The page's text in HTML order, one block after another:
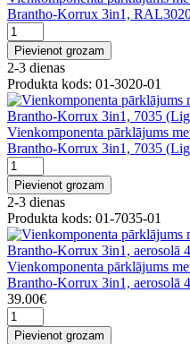
Brantho-Korrux 3in1,
Pievienot grozam
2-3 dienas
Produkta kods: 01-3020-01
Vienkomponenta pārklājums
Brantho-Korrux 3in1, 7035
Pievienot grozam
2-3 dienas
Produkta kods: 01-7035-01
Vienkomponenta pārklājums
Brantho-Korrux 3in1, aerosolā
39.00€
Pievienot grozam